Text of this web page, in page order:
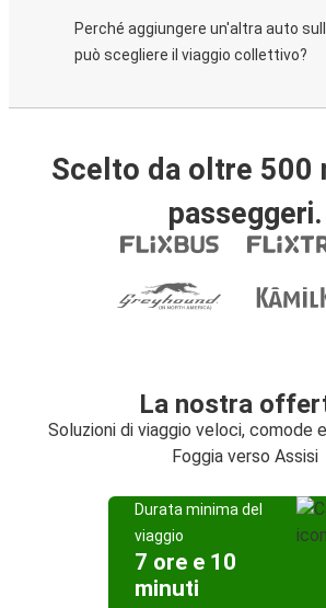
Perché aggiungere un'altra auto
può scegliere il viaggio collettivo?
Scelto da oltre 500
passeggeri.
La nostra
Soluzioni di viaggio veloci, comode
Foggia verso Assisi
Durata minima del
viaggio
7 ore e 10
minuti